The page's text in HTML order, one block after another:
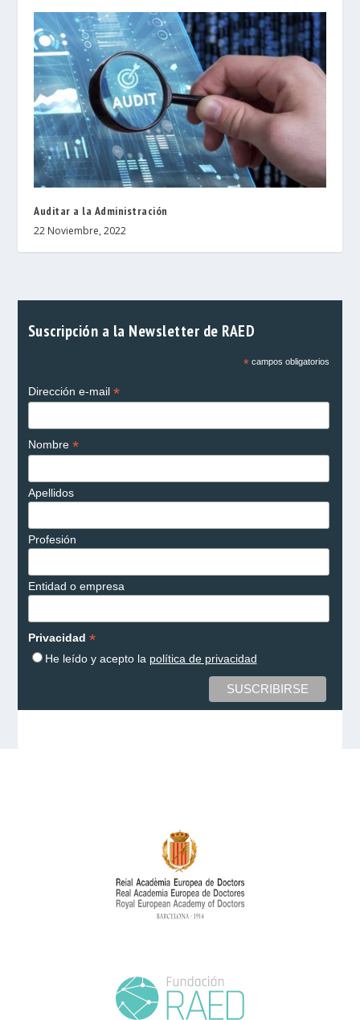
Auditar a la Administración
22 Noviembre, 2022
Suscripción a la Newsletter de RAED
*campos obligatorios
Dirección e-mail *
Nombre *
Apellidos
Profesión
Entidad o empresa
Privacidad *
He leído y acepto la política de privacidad